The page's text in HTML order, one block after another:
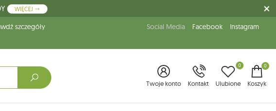
WIĘCEJ
szczegóły Social Media Facebook Instagram
Twoje konto Kontakt Ulubione
0 0
Koszyk